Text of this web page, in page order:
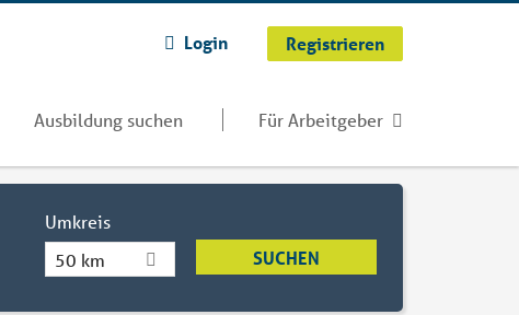
Login Registrieren
Ausbildung suchen Für Arbeitgeber
Umkreis
50 km